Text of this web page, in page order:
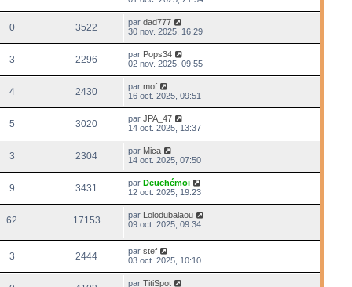
0 3522 pardad777
30 nov. 2025, 16:29
3 2296 par Pops34
02 nov. 2025, 09:55
4 2430 parmof
16 oct. 2025, 09:51
5 3020 parJPA_47
14 oct. 2025, 13:37
3 2304 par Mica
14 oct. 2025, 07:50
9 3431 parDeuchémoi
12 oct. 2025, 19:23
62 17153 par Lolodubalaou
09 oct. 2025, 09:34
3 2444 parstef
03 oct. 2025, 10:10
parTitiSpot